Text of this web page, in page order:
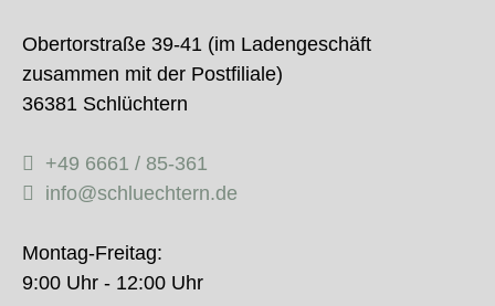
Obertorstraße 39-41 (im Ladengeschäft
zusammen mit der Postfiliale)
36381 Schlüchtern
+49 6661 / 85-361
info@schluechtern.de
Montag-Freitag:
9:00 Uhr - 12:00 Uhr